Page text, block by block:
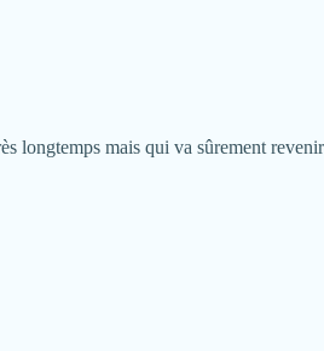
longtemps mais qui va sûrement